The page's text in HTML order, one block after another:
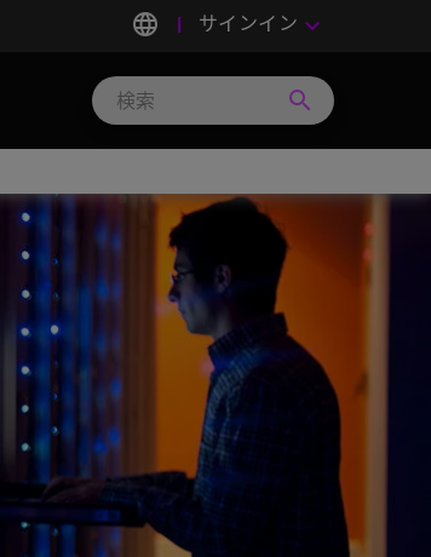
language サインイン keyboard_arrow_down
search